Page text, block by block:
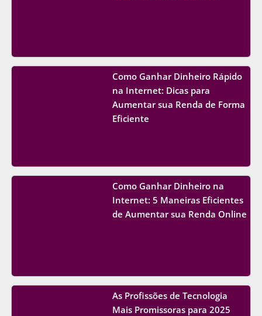
Como Ganhar Dinheiro Rápido
na Internet: Dicas para
Aumentar sua Renda de Forma
Eficiente
Como Ganhar Dinheiro na
Internet: 5 Maneiras Eficientes
de Aumentar sua Renda Online
As Profissões de Tecnologia
Mais Promissoras para 2025